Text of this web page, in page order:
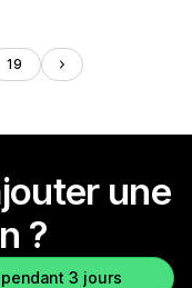
19
une
?
3 jours